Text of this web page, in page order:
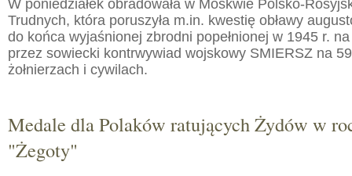
W poniedziałek obradowała w Moskwie Polsko-
Trudnych, która poruszyła m.in. kwestię obławy
do końca wyjaśnionej zbrodni popełnionej w 1945 r.
przez sowiecki kontrwywiad wojskowy SMIERSZ na
żołnierzach i cywilach.
Medale dla Polaków ratujących Żydów w
"Żegoty"